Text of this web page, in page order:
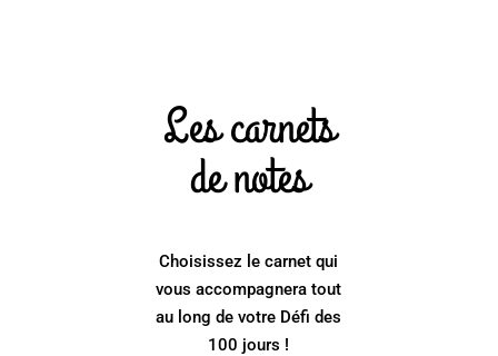
Les carnets
de notes
Choisissez le carnet qui
vous accompagnera tout
au long de votre Défi des
100 jours !